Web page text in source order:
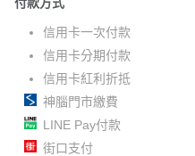
信用卡一次付款
信用卡分期付款
信用卡紅利折抵
神腦門市繳費
LINE Pay付款
街口支付